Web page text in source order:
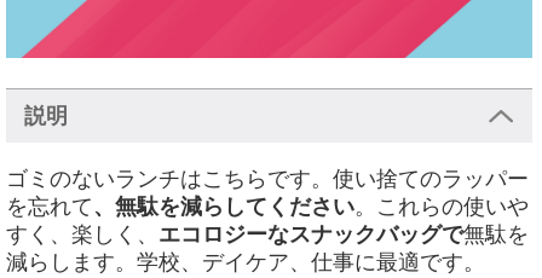
説明
ゴミのないランチはこちらです。使い捨てのラッパー
を忘れて、無駄を減らしてください。これらの使いや
すく、楽しく、 エコロジーなスナックバッグで無駄を
減らします。学校、デイケア、仕事に最適です。